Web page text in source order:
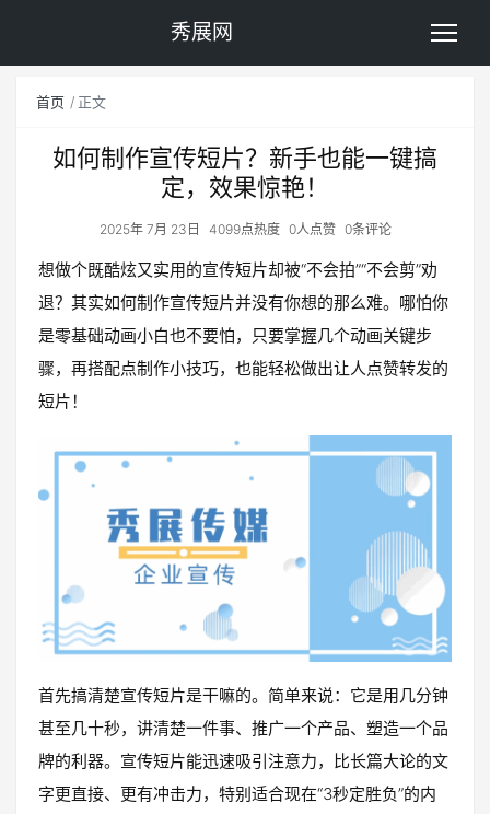
秀展网
首页 正文
如何制作宣传短片？新手也能一键搞
定，效果惊艳！
2025年 7月 23日 4099点热度 0人点赞 0条评论
想做个既酷炫又实用的宣传短片却被“不会拍”“不会剪”劝
退？其实如何制作宣传短片并没有你想的那么难。哪怕你
是零基础动画小白也不要怕，只要掌握几个动画关键步
骤，再搭配点制作小技巧，也能轻松做出让人点赞转发的
短片！
首先搞清楚宣传短片是干嘛的。简单来说：它是用几分钟
甚至几十秒，讲清楚一件事、推广一个产品、塑造一个品
牌的利器。宣传短片能迅速吸引注意力，比长篇大论的文
字更直接、更有冲击力，特别适合现在“3秒定胜负”的内